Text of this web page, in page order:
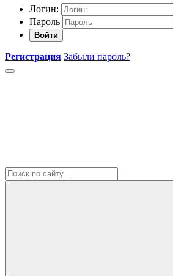
Логин:
Пароль
Войти
Регистрация Забыли пароль?